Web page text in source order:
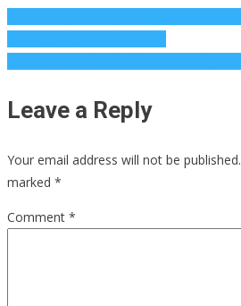
Leave a Reply
Your email address will not be published.
marked *
Comment *